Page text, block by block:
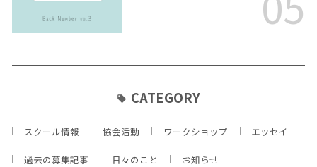
CATEGORY
スクール情報 協会活動 ワークショップ エッセイ
過去の募集記事 日々のこと お知らせ